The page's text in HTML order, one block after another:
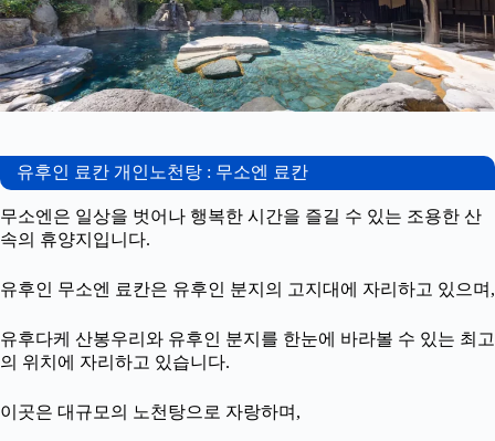
유후인 료칸 개인노천탕 : 무소엔 료칸
무소엔은 일상을 벗어나 행복한 시간을 즐길 수 있는 조용한 산
속의 휴양지입니다.
유후인 무소엔 료칸은 유후인 분지의 고지대에 자리하고 있으며,
유후다케 산봉우리와 유후인 분지를 한눈에 바라볼 수 있는 최고
의 위치에 자리하고 있습니다.
이곳은 대규모의 노천탕으로 자랑하며,